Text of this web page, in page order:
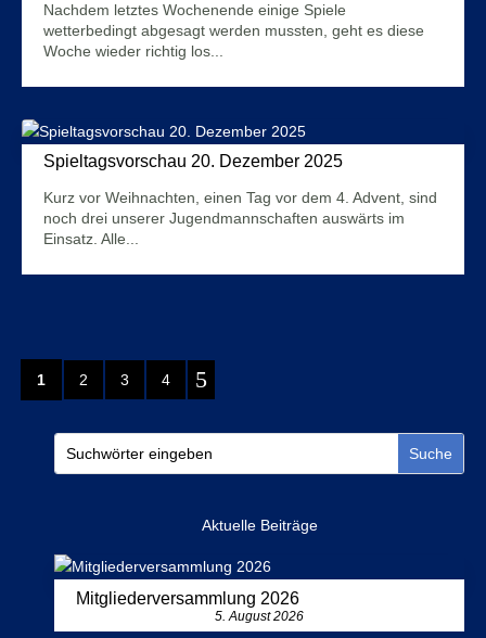
Nachdem letztes Wochenende einige Spiele
wetterbedingt abgesagt werden mussten, geht es diese
Woche wieder richtig los...
Spieltagsvorschau 20. Dezember 2025
Kurz vor Weihnachten, einen Tag vor dem 4. Advent, sind
noch drei unserer Jugendmannschaften auswärts im
Einsatz. Alle...
1 2 3 4 5
Aktuelle Beiträge
Mitgliederversammlung 2026
5. August 2026